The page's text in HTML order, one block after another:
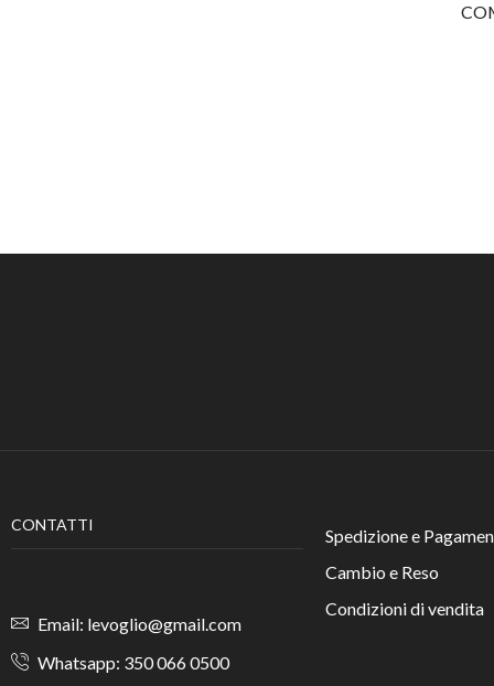
CONTATTI
Email: levoglio@gmail.com
Whatsapp: 350 066 0500
Spedizione e
Cambio e Reso
Condizioni di vendita